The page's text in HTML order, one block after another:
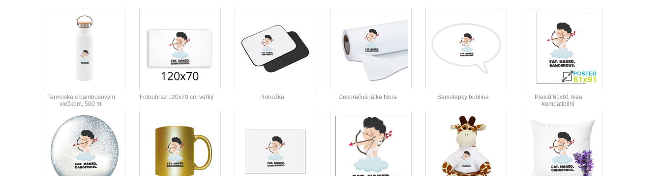
Termoska s bambusovým
viečkom, 500 ml
Fotoobraz 120x70 cm veľký Rohožka Dekoračná látka Nora Samolepky bublina
Plakát 61x91 Ikea
kompatibilní